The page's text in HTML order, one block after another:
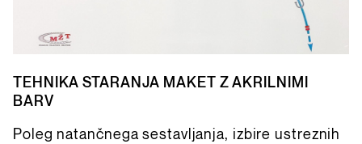
TEHNIKA STARANJA MAKET Z AKRILNIMI
BARV
Poleg natančnega sestavljanja, izbire ustreznih